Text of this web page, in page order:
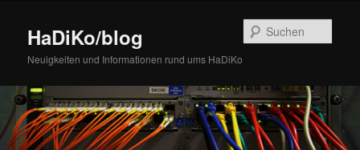
wechseln
wechseln
HaDiKo/blog
Neuigkeiten und Informationen rund ums HaDiKo